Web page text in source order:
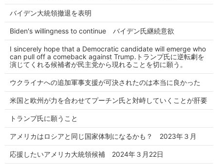
バイデン大統領撤退を表明
Biden's willingness to continue バイデン氏継続意欲
I sincerely hope that a Democratic candidate will emerge who
can pull off a comeback against Trump.トランプ氏に逆転劇を
演じてくれる候補者が民主党から現れることを切に願う。
ウクライナへの追加軍事支援が可決されたのは本当に良かった
米国と欧州が力を合わせてプーチン氏と対峙していくことが肝要
トランプ氏に願うこと
アメリカはロシアと同じ国家体制になるかも？ 2023年３月
応援したいアメリカ大統領候補 2024年３月22日